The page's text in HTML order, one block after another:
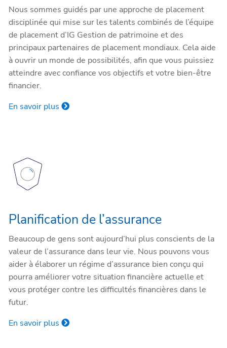
Nous sommes guidés par une approche de placement
disciplinée qui mise sur les talents combinés de l’équipe
de placement d’IG Gestion de patrimoine et des
principaux partenaires de placement mondiaux. Cela aide
à ouvrir un monde de possibilités, afin que vous puissiez
atteindre avec confiance vos objectifs et votre bien-être
financier.
En savoir plus
Planification de l’assurance
Beaucoup de gens sont aujourd’hui plus conscients de la
valeur de l’assurance dans leur vie. Nous pouvons vous
aider à élaborer un régime d’assurance bien conçu qui
pourra améliorer votre situation financière actuelle et
vous protéger contre les difficultés financières dans le
futur.
En savoir plus